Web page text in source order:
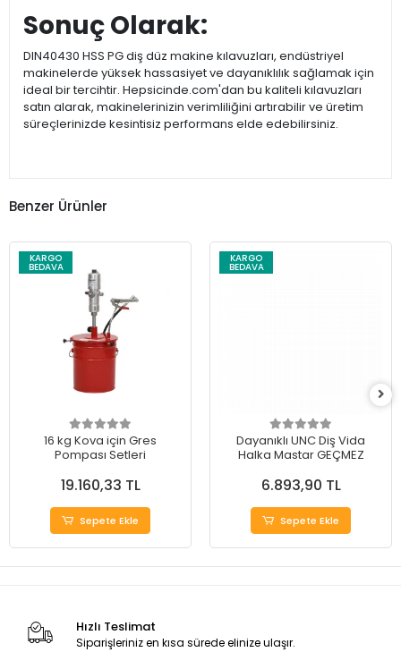
Sonuç Olarak:
DIN40430 HSS PG diş düz makine kılavuzları, endüstriyel
makinelerde yüksek hassasiyet ve dayanıklılık sağlamak için
ideal bir tercihtir. Hepsicinde.com'dan bu kaliteli kılavuzları
satın alarak, makinelerinizin verimliliğini artırabilir ve üretim
süreçlerinizde kesintisiz performans elde edebilirsiniz.
Benzer Ürünler
KARGO
BEDAVA
16 kg Kova için Gres
Pompası Setleri
19.160,33 TL
Sepete Ekle
KARGO
BEDAVA
Dayanıklı UNC Diş Vida
Halka Mastar GEÇMEZ
6.893,90 TL
Sepete Ekle
Hızlı Teslimat
Siparişleriniz en kısa sürede elinize ulaşır.